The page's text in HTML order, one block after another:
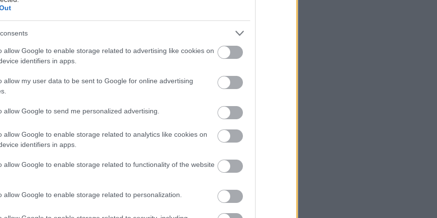
allow Google to enable storage related to advertising like cookies on
identifiers in apps.
allow my user data to be sent to Google for online advertising
allow Google to send me personalized advertising.
allow Google to enable storage related to analytics like cookies on
identifiers in apps.
allow Google to enable storage related to functionality of the website
allow Google to enable storage related to personalization.
μετά την επανάσταση που έδιωξε τον Σάχη απ' την κεφαλή του
διπλωματικοί ακόλουθοι εγκλωβίστηκαν στη χώρα, πριν
μια απίθανη επιχείρηση της CIA και των Καναδών. Η πλήρης
στη δημοσιότητα πολλά χρόνια αργότερα, ένα σενάριο γράφτηκε
άρθρο κι ο Μπεν Άφλεκ τη μεταφέρει σήμερα στη μεγάλη
είναι έναεξαιρετικό θρίλερ, άρτιο κινηματογραφικά αλλά
αναμενόμενα απλουστευτική
αν και εξισορροπητική αρχικά
που περικλείει. Δε βαριέσαι, είναι μόνο